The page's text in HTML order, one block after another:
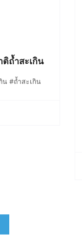
ถ้ำสะเกิน
#ถ้ำสะเกิน